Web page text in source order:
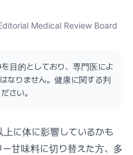
Medical Review Board
目的としており、専門医によ
なりません。健康に関する判
さい。
に体に影響しているかも
甘味料に切り替えた方、多